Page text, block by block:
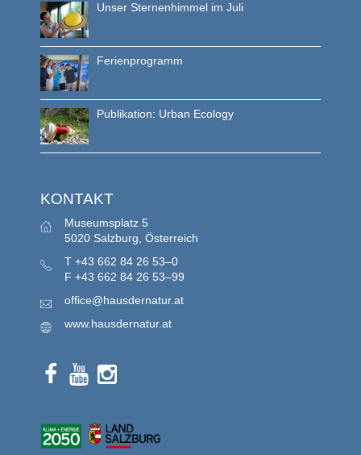
Unser Sternenhimmel im Juli
Ferienprogramm
Publikation: Urban Ecology
KONTAKT
Museumsplatz 5
5020 Salzburg, Österreich
T +43 662 84 26 53–0
F +43 662 84 26 53–99
office@hausdernatur.at
www.hausdernatur.at